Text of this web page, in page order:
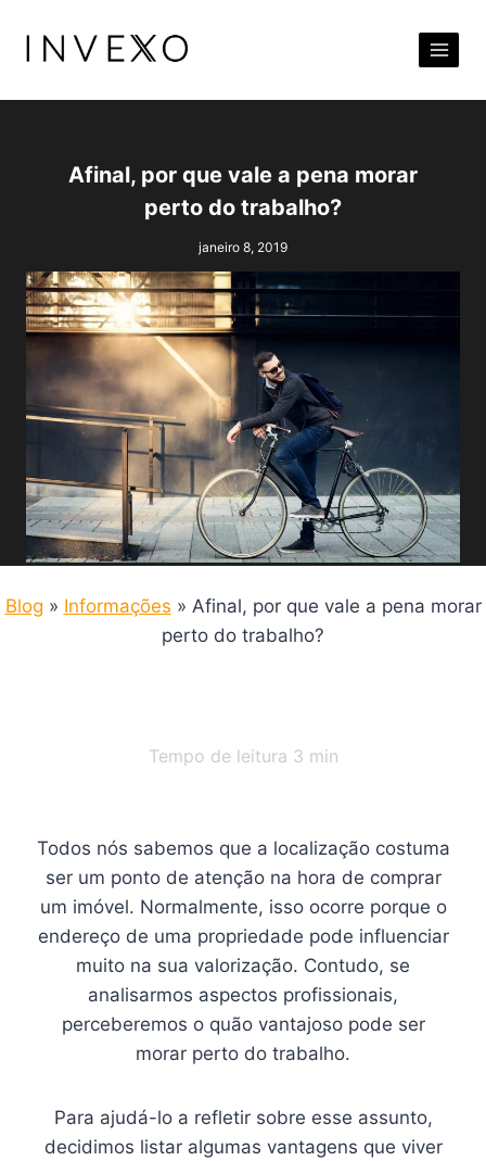
para
Conteúdo
Afinal, por que vale a pena morar
perto do trabalho?
janeiro 8, 2019
Blog » Informações » Afinal, por que vale a pena morar
perto do trabalho?
Tempo de leitura 3 min
Todos nós sabemos que a localização costuma
ser um ponto de atenção na hora de comprar
um imóvel. Normalmente, isso ocorre porque o
endereço de uma propriedade pode influenciar
muito na sua valorização. Contudo, se
analisarmos aspectos profissionais,
perceberemos o quão vantajoso pode ser
morar perto do trabalho.
Para ajudá-lo a refletir sobre esse assunto,
decidimos listar algumas vantagens que viver